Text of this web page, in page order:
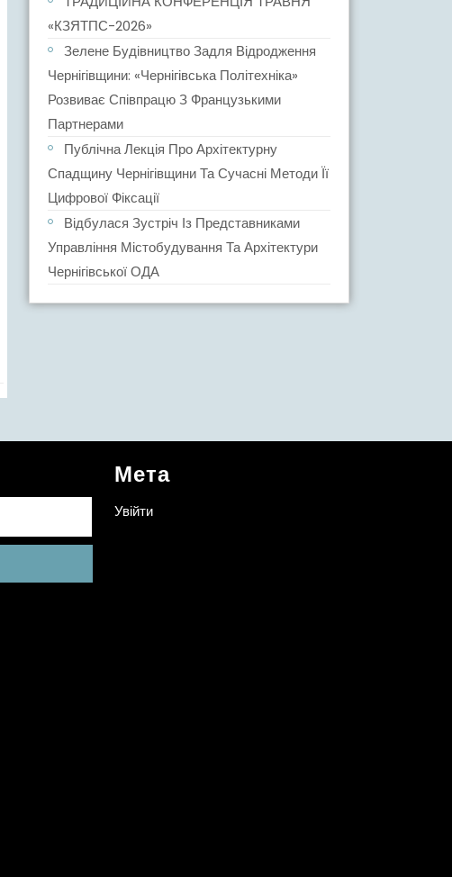
«КЗЯТПС-2026»
Зелене Будівництво Задля Відродження
Чернігівщини: «Чернігівська Політехніка»
Розвиває Співпрацю З Французькими
Партнерами
Публічна Лекція Про Архітектурну
Спадщину Чернігівщини Та Сучасні Методи Її
Цифрової Фіксації
Відбулася Зустріч Із Представниками
Управління Містобудування Та Архітектури
Чернігівської ОДА
Мета
Увійти